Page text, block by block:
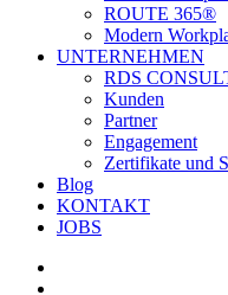
ROUTE 365®
Modern
UNTERNEHMEN
RDS
Kunden
Partner
Engagement
Zertifikate und
Blog
KONTAKT
JOBS